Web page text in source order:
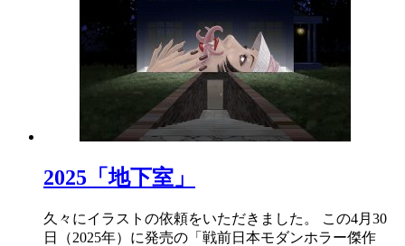
2025「地下室」
久々にイラストの依頼をいただきました。 この4月30
日（2025年）に発売の「戦前日本モダンホラー傑作